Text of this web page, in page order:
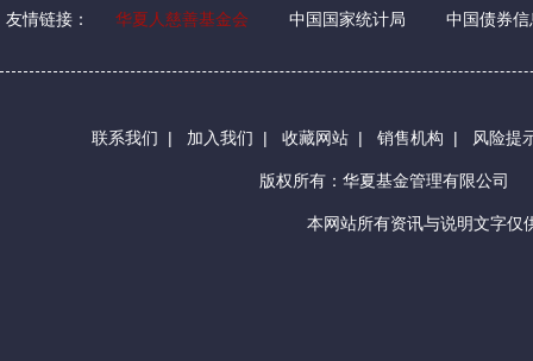
友情链接： 华夏人慈善基金会 中国国家统计局 中国债券信
联系我们 | 加入我们 | 收藏网站 | 销售机构 | 风险提
版权所有：华夏基金管理有限公司
本网站所有资讯与说明文字仅